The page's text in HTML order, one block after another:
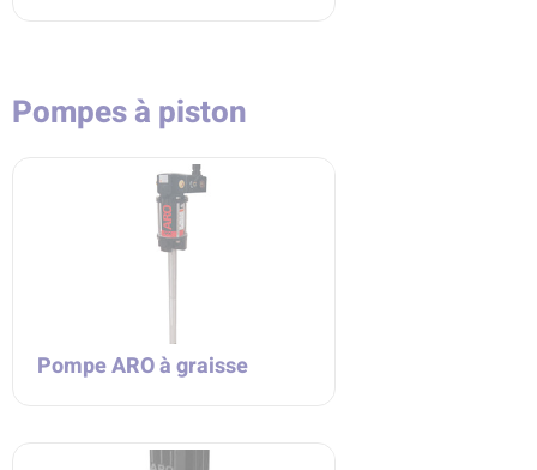
Pompes à piston
Pompe ARO à graisse